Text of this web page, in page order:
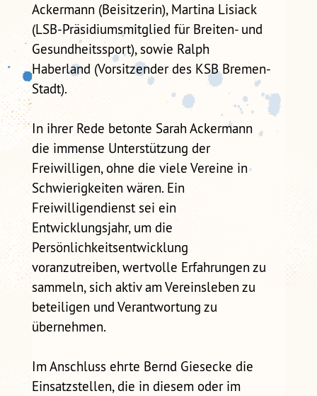
Ackermann (Beisitzerin), Martina Lisiack
(LSB-Präsidiumsmitglied für Breiten- und
Gesundheitssport), sowie Ralph
Haberland (Vorsitzender des KSB Bremen-
Stadt).
In ihrer Rede betonte Sarah Ackermann
die immense Unterstützung der
Freiwilligen, ohne die viele Vereine in
Schwierigkeiten wären. Ein
Freiwilligendienst sei ein
Entwicklungsjahr, um die
Persönlichkeitsentwicklung
voranzutreiben, wertvolle Erfahrungen zu
sammeln, sich aktiv am Vereinsleben zu
beteiligen und Verantwortung zu
übernehmen.
Im Anschluss ehrte Bernd Giesecke die
Einsatzstellen, die in diesem oder im